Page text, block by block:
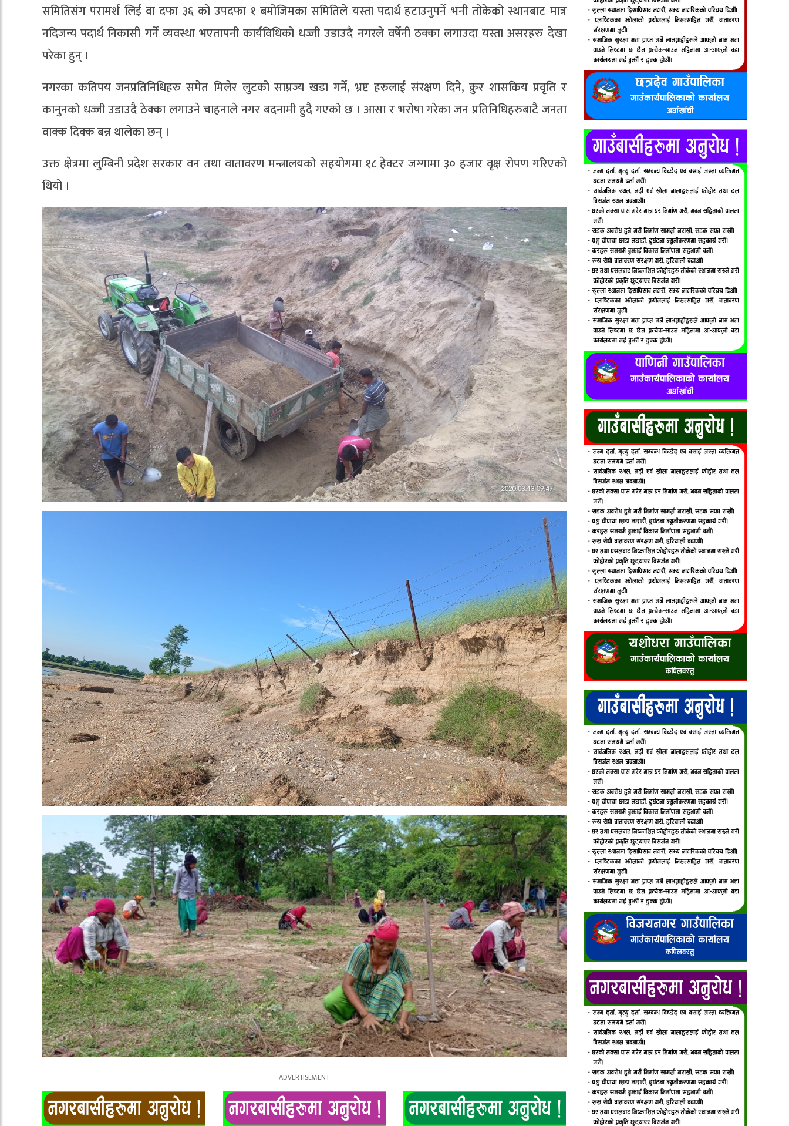
समितिसंग परामर्श लिई वा दफा ३६ को उपदफा १ बमोजिमका समितिले यस्ता पदार्थ हटाउनुपर्ने भनी तोकेको स्थानबाट मात्र
नदिजन्य पदार्थ निकासी गर्ने व्यवस्था भएतापनी कार्यविधिको धज्जी उडाउदै नगरले वर्षेनी ठक्का लगाउदा यस्ता असरहरु देखा
परेका हुन् ।
नगरका कतिपय जनप्रतिनिधिहरु समेत मिलेर लुटको साम्रज्य खडा गर्ने, भ्रष्ट हरुलाई संरक्षण दिने, क्रुर शासकिय प्रवृति र
कानुनको धज्जी उडाउदै ठेक्का लगाउने चाहनाले नगर बदनामी हुदै गएको छ । आसा र भरोषा गरेका जन प्रतिनिधिहरुबाटै जनता
वाक्क दिक्क बन्न थालेका छन् ।
उक्त क्षेत्रमा लुम्बिनी प्रदेश सरकार वन तथा वातावरण मन्त्रालयको सहयोगमा १८ हेक्टर जग्गामा ३० हजार वृक्ष रोपण गरिएको
थियो ।